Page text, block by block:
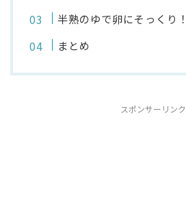
半熟のゆで卵にそっくり！
まとめ
スポンサーリンク